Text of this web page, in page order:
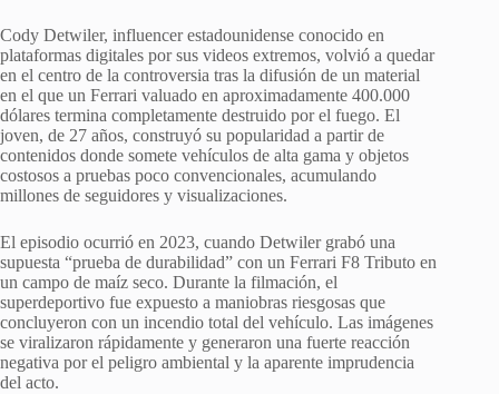
Cody Detwiler, influencer estadounidense conocido en
plataformas digitales por sus videos extremos, volvió a quedar
en el centro de la controversia tras la difusión de un material
en el que un Ferrari valuado en aproximadamente 400.000
dólares termina completamente destruido por el fuego. El
joven, de 27 años, construyó su popularidad a partir de
contenidos donde somete vehículos de alta gama y objetos
costosos a pruebas poco convencionales, acumulando
millones de seguidores y visualizaciones.
El episodio ocurrió en 2023, cuando Detwiler grabó una
supuesta “prueba de durabilidad” con un Ferrari F8 Tributo en
un campo de maíz seco. Durante la filmación, el
superdeportivo fue expuesto a maniobras riesgosas que
concluyeron con un incendio total del vehículo. Las imágenes
se viralizaron rápidamente y generaron una fuerte reacción
negativa por el peligro ambiental y la aparente imprudencia
del acto.